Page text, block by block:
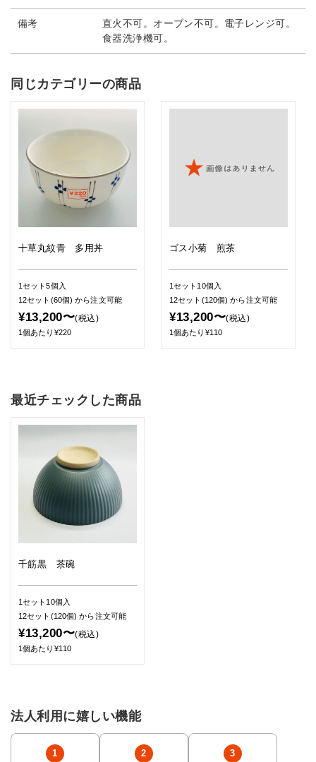
備考
直火不可。オーブン不可。電子レンジ可。
食器洗浄機可。
同じカテゴリーの商品
十草丸紋青 多用丼
1セット5個入
12セット(60個)から注文可能
¥13,200〜(税込)
1個あたり¥220
ゴス小菊 煎茶
1セット10個入
12セット(120個)から注文可能
¥13,200〜(税込)
1個あたり¥110
最近チェックした商品
千筋黒 茶碗
1セット10個入
12セット(120個)から注文可能
¥13,200〜(税込)
1個あたり¥110
法人利用に嬉しい機能